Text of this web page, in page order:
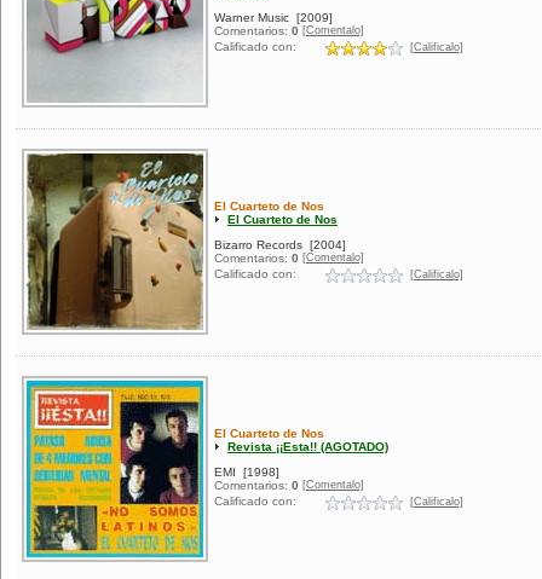
Warner Music [2009]
Comentarios: 0 [Comentalo]
Calificado con: [Calificalo]
El Cuarteto de Nos
El Cuarteto de Nos
Bizarro Records [2004]
Comentarios: 0 [Comentalo]
Calificado con: [Calificalo]
El Cuarteto de Nos
Revista ¡¡Esta!! (AGOTADO)
EMI
[1998]
Comentarios: 0 [Comentalo]
Calificado con: [Calificalo]